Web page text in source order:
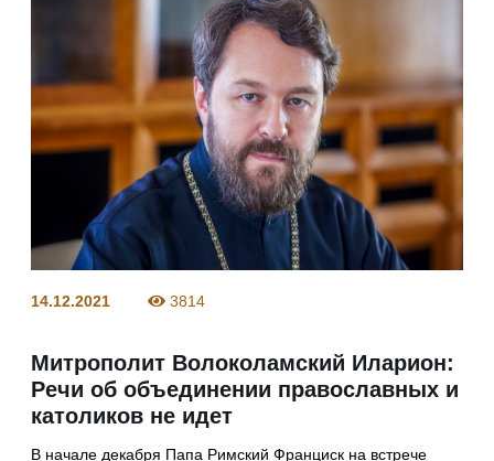
14.12.2021 3814
Митрополит Волоколамский Иларион:
Речи об объединении православных и
католиков не идет
В начале декабря Папа Римский Франциск на встрече